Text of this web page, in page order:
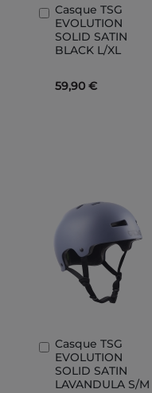
Casque TSG
EVOLUTION
SOLID SATIN
BLACK L/XL
59,90 €
Ajouter
au
panier
Casque TSG
EVOLUTION
SOLID SATIN
LAVANDULA S/M
Ajouter
au
panier